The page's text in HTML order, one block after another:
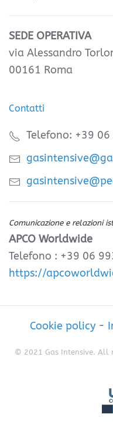
SEDE OPERATIVA
via Alessandro
00161 Roma
Contatti
Telefono: +39
Comunicazione e relazioni
APCO Worldwide
Telefono : +39 06
https://
Cookie policy-
© 2021 Gas Intensive. All